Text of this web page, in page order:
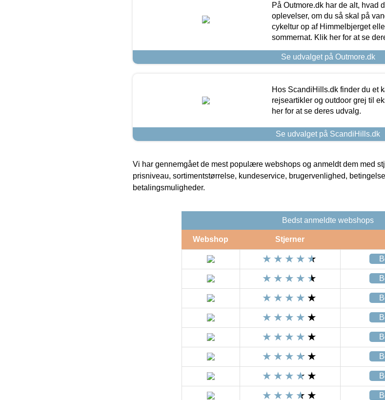
På Outmore.dk har de alt, hvad
oplevelser, om du så skal på
cykeltur op af Himmelbjerget
sommernat. Klik her for at se
Se udvalget på Outmore.dk
Hos ScandiHills.dk finder du et
rejseartikler og outdoor grej til
her for at se deres udvalg.
Se udvalget på ScandiHills.dk
Vi har gennemgået de mest populære webshops og anmeldt dem med
prisniveau, sortimentstørrelse, kundeservice, brugervenlighed,
betalingsmuligheder.
Bedst anmeldte webshops
Webshop Stjerner